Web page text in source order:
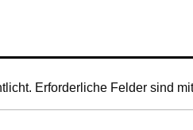
Erforderliche Felder sind